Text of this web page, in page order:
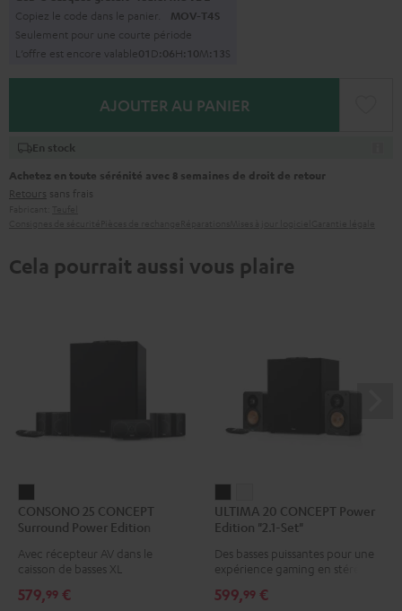
Copiez le code dans le panier. MOV-T4S
Seulement pour une courte période
L’offre est encore valable01D:06H:10M:1 2S
AJOUTER AU PANIER
En stock
Achetez en toute sérénité avec 8 semaines de droit de retour
Retours sans frais
Cela pourrait aussi vous plaire
25
CONCEPT
Surround
Edition
CONSONO 25 CONCEPT
Surround Power Edition
Avec récepteur AV dans le
caisson de basses XL
579,99 €
20
CONCEPT
Power
"2.1-
20
CONCEPT
Power
Edition
"2.1-
ULTIMA 20 CONCEPT Power
Edition "2.1-Set"
Des basses puissantes pour une
expérience gaming en stéréo
599,99 €